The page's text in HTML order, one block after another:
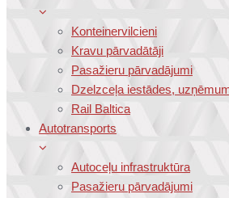
Konteinervilcieni
Kravu pārvadātāji
Pasažieru pārvadājumi
Dzelzceļa iestādes,
Rail Baltica
Autotransports
Autoceļu infrastruktūra
Pasažieru pārvadājumi